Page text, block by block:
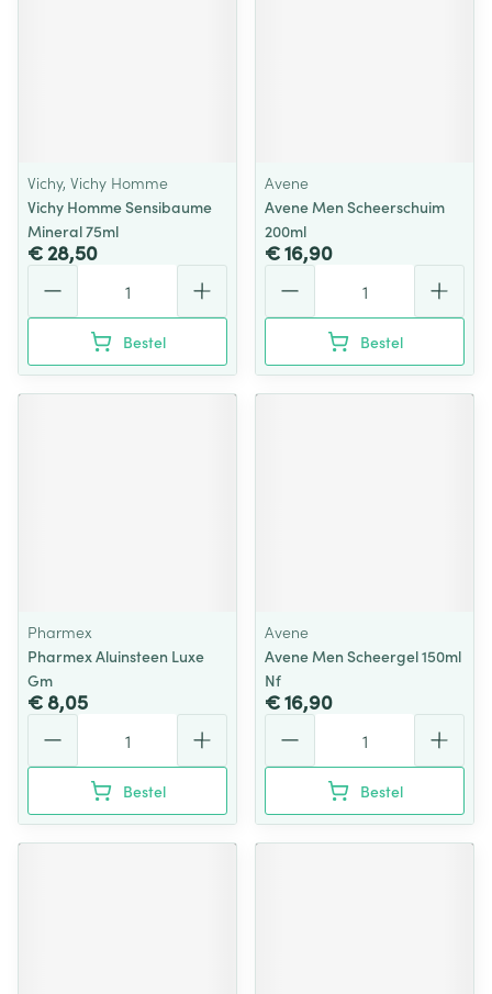
Vichy, Vichy Homme
Vichy Homme Sensibaume
Mineral 75ml
€ 28,50
Bestel
Avene
Avene Men Scheerschuim
200ml
€ 16,90
Bestel
Pharmex
Pharmex Aluinsteen Luxe
Gm
€ 8,05
Bestel
Avene
Avene Men Scheergel 150ml
Nf
€ 16,90
Bestel